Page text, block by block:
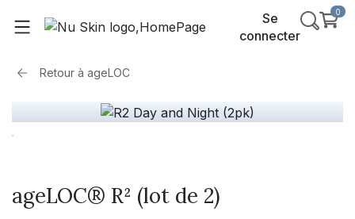
Se
connecter
0
Retour à ageLOC
ageLOC® R² (lot de 2)